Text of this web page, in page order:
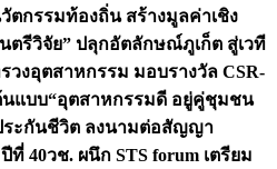
กรรมท้องถิ่น สร้างมูลค่าเชิง
ตรีวิจัย” ปลุกอัตลักษณ์ภูเก็ต สู่เวที
วงอุตสาหกรรม มอบรางวัล CSR-
นแบบ“อุตสาหกรรมดี อยู่คู่ชุมชน
ระกันชีวิต ลงนามต่อสัญญา
ที่ 40วช. ผนึก STS forum เตรียม